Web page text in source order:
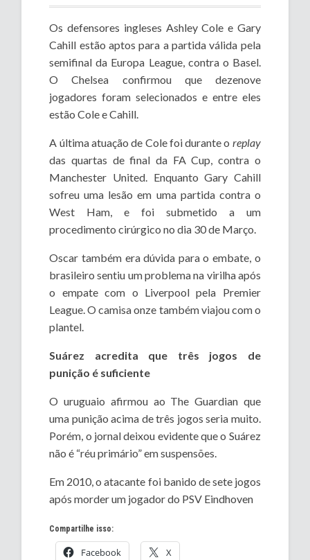
Os defensores ingleses Ashley Cole e Gary
Cahill estão aptos para a partida válida pela
semifinal da Europa League, contra o Basel.
O Chelsea confirmou que dezenove
jogadores foram selecionados e entre eles
estão Cole e Cahill.
A última atuação de Cole foi durante o replay
das quartas de final da FA Cup, contra o
Manchester United. Enquanto Gary Cahill
sofreu uma lesão em uma partida contra o
West Ham, e foi submetido a um
procedimento cirúrgico no dia 30 de Março.
Oscar também era dúvida para o embate, o
brasileiro sentiu um problema na virilha após
o empate com o Liverpool pela Premier
League. O camisa onze também viajou com o
plantel.
Suárez acredita que três jogos de
punição é suficiente
O uruguaio afirmou ao The Guardian que
uma punição acima de três jogos seria muito.
Porém, o jornal deixou evidente que o Suárez
não é “réu primário” em suspensões.
Em 2010, o atacante foi banido de sete jogos
após morder um jogador do PSV Eindhoven
Compartilhe isso:
Facebook X